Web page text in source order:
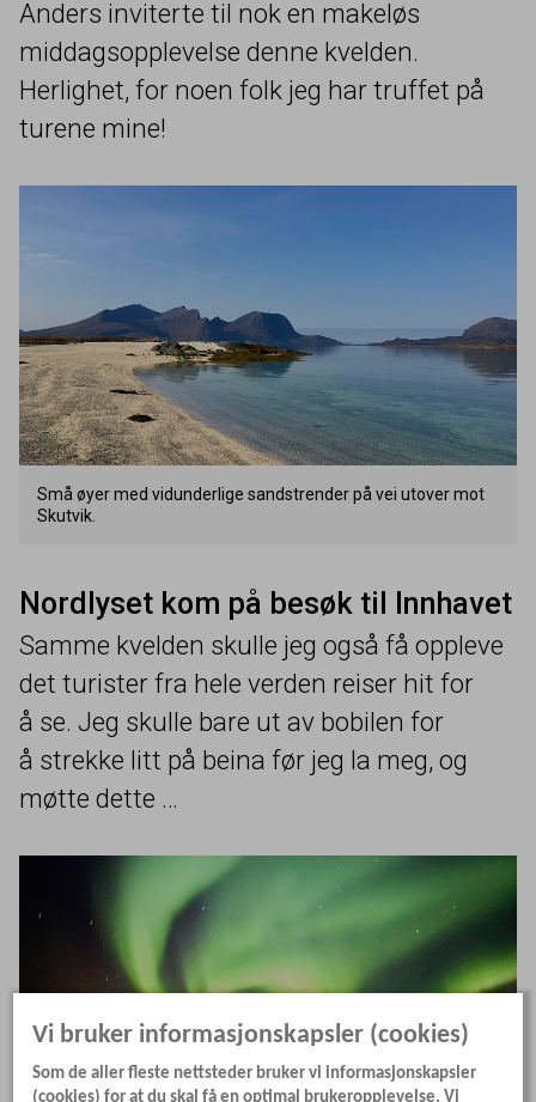
Anders inviterte til nok en makeløs
middagsopplevelse denne kvelden.
Herlighet, for noen folk jeg har truffet på
turene mine!
Små øyer med vidunderlige sandstrender på vei utover mot
Skutvik.
Nordlyset kom på besøk til Innhavet
Samme kvelden skulle jeg også få oppleve
det turister fra hele verden reiser hit for
å se. Jeg skulle bare ut av bobilen for
å strekke litt på beina før jeg la meg, og
møtte dette …
Vi bruker informasjonskapsler (cookies)
Som de aller fleste nettsteder bruker vi informasjonskapsler
(cookies) for at du skal få en optimal brukeropplevelse. Vi